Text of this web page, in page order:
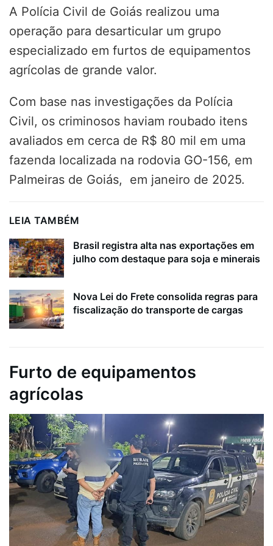
A Polícia Civil de Goiás realizou uma
operação para desarticular um grupo
especializado em furtos de equipamentos
agrícolas de grande valor.
Com base nas investigações da Polícia
Civil, os criminosos haviam roubado itens
avaliados em cerca de R$ 80 mil em uma
fazenda localizada na rodovia GO-156, em
Palmeiras de Goiás, em janeiro de 2025.
LEIA TAMBÉM
Brasil registra alta nas exportações em
julho com destaque para soja e minerais
Nova Lei do Frete consolida regras para
fiscalização do transporte de cargas
Furto de equipamentos
agrícolas